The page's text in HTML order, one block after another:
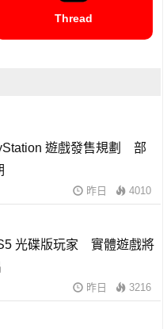
Thread
遊戲發售規劃 部
昨日 4010
光碟版玩家 實體遊戲將
昨日 3216